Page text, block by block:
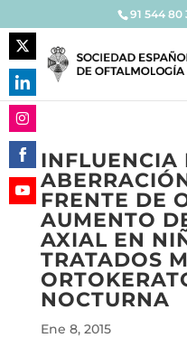
91 544 80
INFLUENCIA
FRENTE DE
AUMENTO
AXIAL EN
TRATADOS
NOCTURNA
Ene 8, 2015
Share
on
Twitter
Share
on
LinkedIn
Share
on
Instagram
Share
on
Facebook
Share
YouTube